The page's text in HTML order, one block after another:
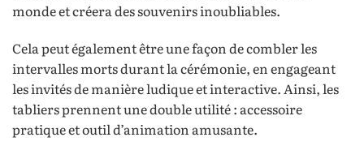
monde et créera des souvenirs inoubliables.
Cela peut également être une façon de combler les
intervalles morts durant la cérémonie, en engageant
les invités de manière ludique et interactive. Ainsi, les
tabliers prennent une double utilité : accessoire
pratique et outil d’animation amusante.